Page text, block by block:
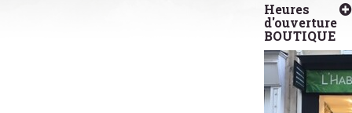
Heures
d'ouverture
BOUTIQUE